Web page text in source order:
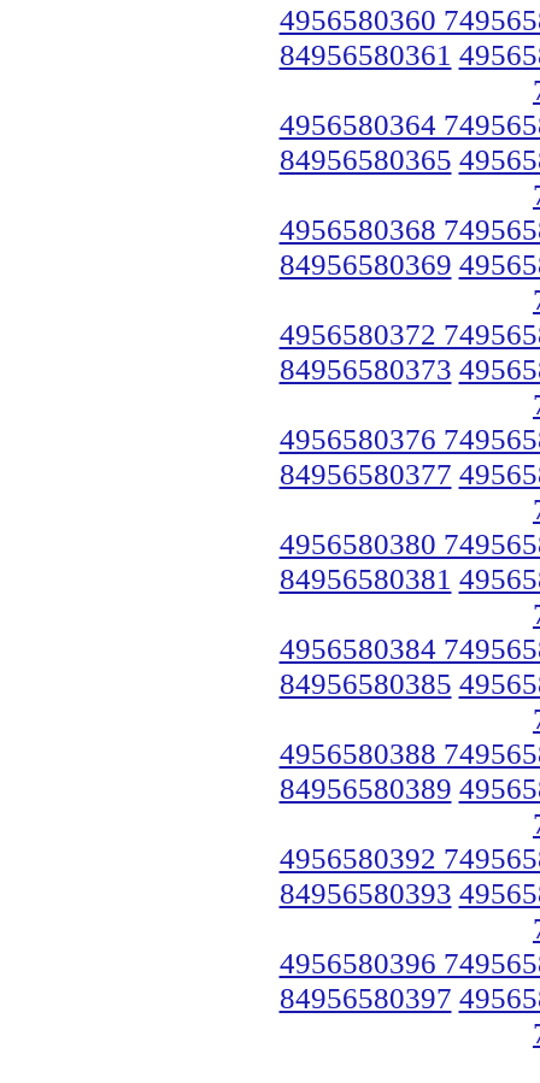
4956580360
84956580361
4956580364
84956580365
4956580368
84956580369
4956580372
84956580373
4956580376
84956580377
4956580380
84956580381
4956580384
84956580385
4956580388
84956580389
4956580392
84956580393
4956580396
84956580397